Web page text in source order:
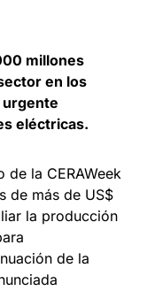
millones
en los
urgente
eléctricas.
de la CERAWeek
de más de US$
la producción
de la